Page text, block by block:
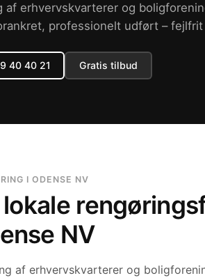
af erhvervskvarterer og
professionelt udført –
40 40 21 Gratis tilbud
I ODENSE NV
NV
af erhvervskvarterer og